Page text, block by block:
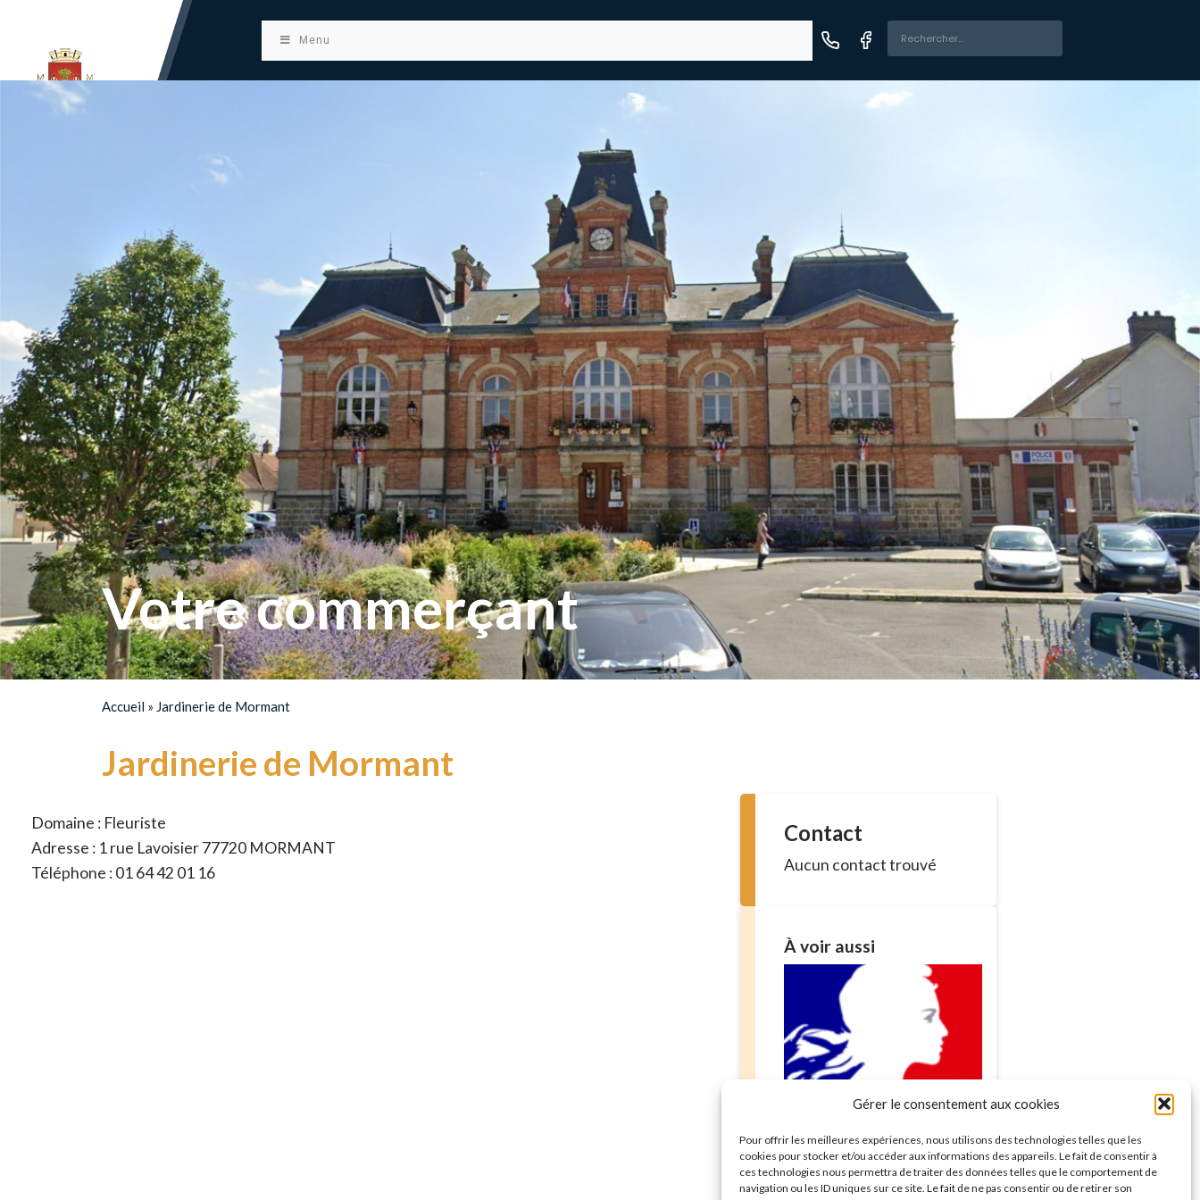
Gérer le consentement aux cookies
Pour offrir les meilleures expériences, nous utilisons des technologies telles que les
cookies pour stocker et/ou accéder aux informations des appareils. Le fait de consentir à
ces technologies nous permettra de traiter des données telles que le comportement de
navigation ou les ID uniques sur ce site. Le fait de ne pas consentir ou de retirer son
Menu
Votre commerçant
Accueil » Jardinerie de Mormant
Jardinerie de Mormant
Domaine : Fleuriste
Adresse : 1 rue Lavoisier 77720 MORMANT
Téléphone : 01 64 42 01 16
Contact
Aucun contact trouvé
À voir aussi
municipal
En savoir plus >